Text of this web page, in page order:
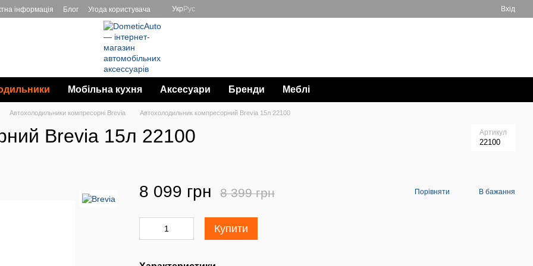
інформація Блог Угода користувача Укр Рус Вхід
Мобільна кухня Аксесуари Бренди Меблі
Автохолодильники компресорні Brevia Автохолодильник компресорний Brevia 15л 22100
Brevia 15л 22100 Артикул
22100
8 099 грн 8 399 грн Порівняти В бажання
Купити